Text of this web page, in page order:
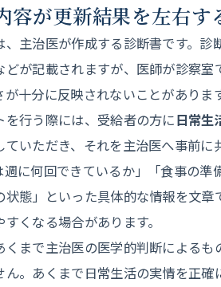
容が更新結果を左右す
主治医が作成する診断書です。診
が記載されますが、医師が診察
十分に反映されないことがあります
行う際には、受給者の方に日常生
ていただき、それを主治医へ事前に
週に何回できているか」「食事の準
態」といった具体的な情報を文
くなる場合があります。
まで主治医の医学的判断によるも
ん。あくまで日常生活の実情を正